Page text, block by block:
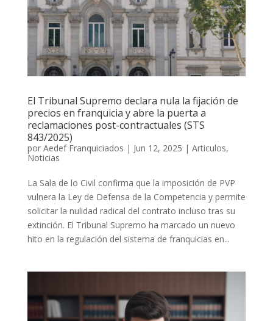
El Tribunal Supremo declara nula la fijación de
precios en franquicia y abre la puerta a
reclamaciones post-contractuales (STS
843/2025)
por Aedef Franquiciados | Jun 12, 2025 | Articulos,
Noticias
La Sala de lo Civil confirma que la imposición de PVP
vulnera la Ley de Defensa de la Competencia y permite
solicitar la nulidad radical del contrato incluso tras su
extinción. El Tribunal Supremo ha marcado un nuevo
hito en la regulación del sistema de franquicias en...